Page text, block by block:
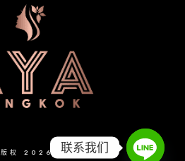
版权 2026 联系我们